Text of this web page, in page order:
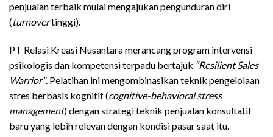
penjualan terbaik mulai mengajukan pengunduran diri
(turnovertinggi).
PT Relasi Kreasi Nusantara merancang program intervensi
psikologis dan kompetensi terpadu bertajuk “Resilient Sales
Warrior”. Pelatihan ini mengombinasikan teknik pengelolaan
stres berbasis kognitif (cognitive-behavioral stress
management) dengan strategi teknik penjualan konsultatif
baru yang lebih relevan dengan kondisi pasar saat itu.